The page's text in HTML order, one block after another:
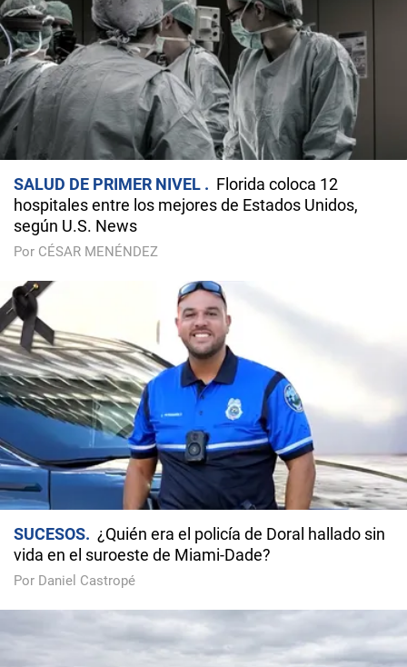
SALUD DE PRIMER NIVEL
Florida coloca 12
hospitales entre los mejores de Estados Unidos,
según U.S. News
Por CÉSAR MENÉNDEZ
SUCESOS
¿Quién era el policía de Doral hallado sin
vida en el suroeste de Miami-Dade?
Por Daniel Castropé